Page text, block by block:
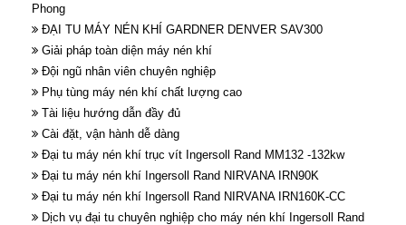
Phong
ĐẠI TU MÁY NÉN KHÍ GARDNER DENVER SAV300
Giải pháp toàn diện máy nén khí
Đội ngũ nhân viên chuyên nghiệp
Phụ tùng máy nén khí chất lượng cao
Tài liệu hướng dẫn đầy đủ
Cài đặt, vận hành dễ dàng
Đại tu máy nén khí trục vít Ingersoll Rand MM132 -132kw
Đại tu máy nén khí Ingersoll Rand NIRVANA IRN90K
Đại tu máy nén khí Ingersoll Rand NIRVANA IRN160K-CC
Dịch vụ đại tu chuyên nghiệp cho máy nén khí Ingersoll Rand